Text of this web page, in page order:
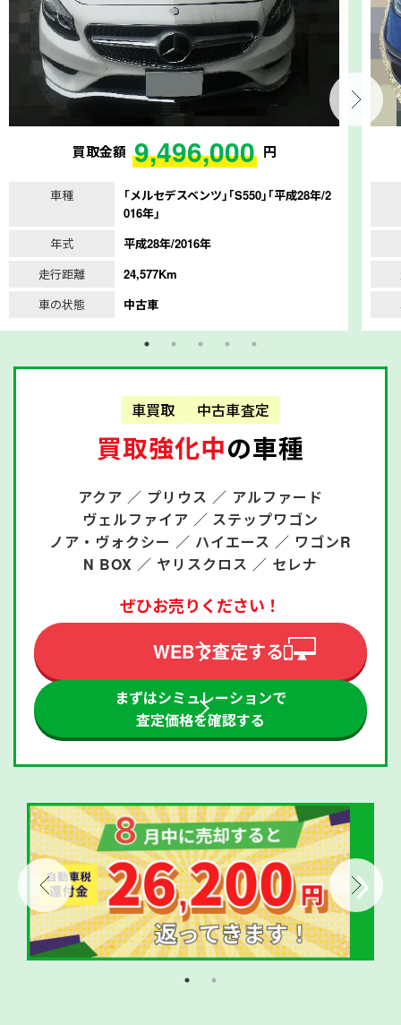
買取金額 9,496,000 円
車種
｢メルセデスベンツ｣｢S550｣｢平成28年/2
016年｣
年式
平成28年/2016年
走行距離
24,577Km
車の状態
中古車
車買取 中古車査定
買取強化中の車種
アクア ／ プリウス ／ アルファード
ヴェルファイア ／ ステップワゴン
ノア・ヴォクシー ／ ハイエース ／ ワゴンR
N BOX ／ ヤリスクロス ／ セレナ
ぜひお売りください！
WEBで査定する
まずはシミュレーションで
査定価格を確認する